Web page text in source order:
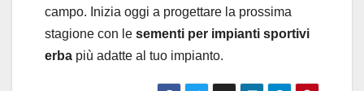
campo. Inizia oggi a progettare la prossima
stagione con le sementi per impianti sportivi
erba più adatte al tuo impianto.